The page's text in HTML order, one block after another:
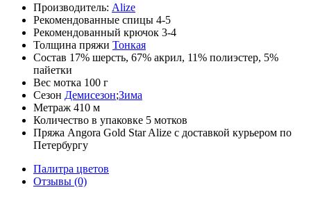
Производитель: Alize
Рекомендованные спицы 4-5
Рекомендованный крючок 3-4
Толщина пряжи Тонкая
Состав 17% шерсть, 67% акрил, 11% полиэстер, 5%
пайетки
Вес мотка 100 г
Сезон Демисезон;Зима
Метраж 410 м
Количество в упаковке 5 мотков
Пряжа Angora Gold Star Alize с доставкой курьером по
Петербургу
Палитра цветов
Отзывы (0)